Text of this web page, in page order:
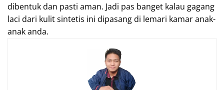
dibentuk dan pasti aman. Jadi pas banget kalau gagang
laci dari kulit sintetis ini dipasang di lemari kamar anak-
anak anda.